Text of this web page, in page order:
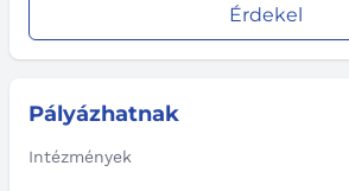
Érdekel
Pályázhatnak
Intézmények